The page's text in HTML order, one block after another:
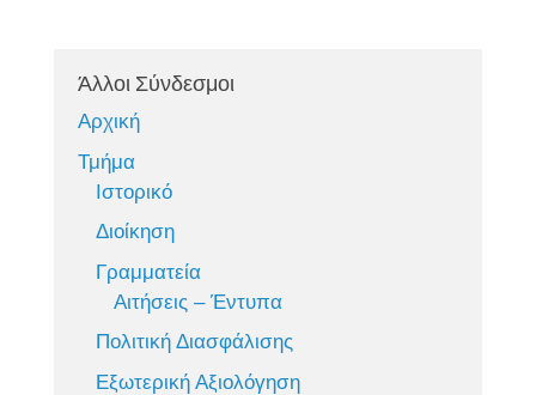
Άλλοι Σύνδεσμοι
Αρχική
Τμήμα
Ιστορικό
Διοίκηση
Γραμματεία
Αιτήσεις – Έντυπα
Πολιτική Διασφάλισης
Εξωτερική Αξιολόγηση